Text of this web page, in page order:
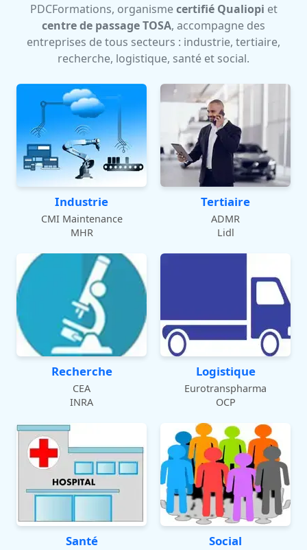
PDCFormations, organismecertifié Qualiopi et
centre de passage TOSA, accompagne des
entreprises de tous secteurs : industrie, tertiaire,
recherche, logistique, santé et social.
Industrie
CMI Maintenance
MHR
Tertiaire
ADMR
Lidl
Recherche
CEA
INRA
Logistique
Eurotranspharma
OCP
Santé Social